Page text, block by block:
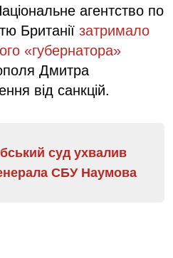
агентство по
Британії затримало
«губернатора»
Дмитра
від санкцій.
суд ухвалив
СБУ Наумова